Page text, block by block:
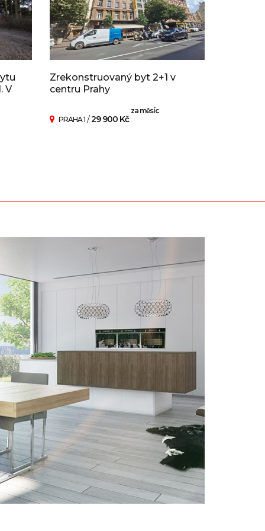
V
Zrekonstruovaný byt 2+1 v
centru Prahy
PRAHA 1/29 900 Kč
za měsíc